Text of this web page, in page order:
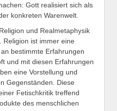
Gott realisiert sich als
konkreten Warenwelt.
und Realmetaphysik
Religion ist immer eine
bestimmte Erfahrungen
und mit diesen Erfahrungen
eine Vorstellung und
Gegenständen. Diese
Fetischkritik treffend
des menschlichen